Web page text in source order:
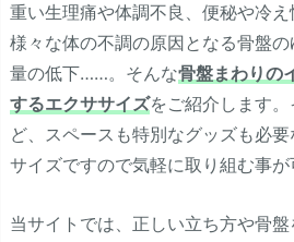
重い生理痛や体調不良、便秘や冷え
様々な体の不調の原因となる骨盤
量の低下……。そんな骨盤まわりの
するエクササイズをご紹介します
ど、スペースも特別なグッズも必
サイズですので気軽に取り組む事が
当サイトでは、正しい立ち方や骨